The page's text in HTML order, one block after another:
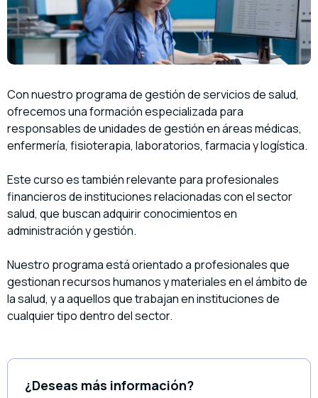
Con nuestro programa de gestión de servicios de salud,
ofrecemos una formación especializada para
responsables de unidades de gestión en áreas médicas,
enfermería, fisioterapia, laboratorios, farmacia y logística.
Este curso es también relevante para profesionales
financieros de instituciones relacionadas con el sector
salud, que buscan adquirir conocimientos en
administración y gestión.
Nuestro programa está orientado a profesionales que
gestionan recursos humanos y materiales en el ámbito de
la salud, y a aquellos que trabajan en instituciones de
cualquier tipo dentro del sector.
¿Deseas más información?